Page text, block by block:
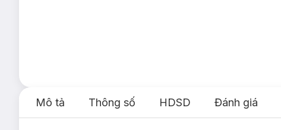
Mô tả Thông số HDSD Đánh giá